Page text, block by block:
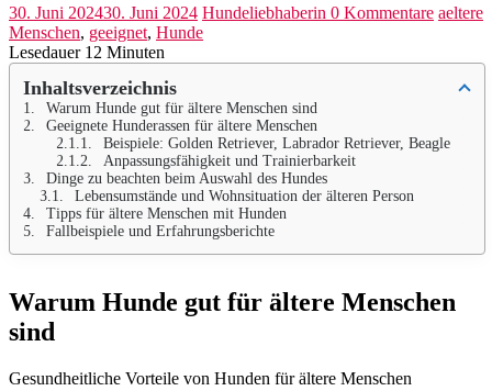
30. Juni 202430. Juni 2024 Hundeliebhaberin 0 Kommentare aeltere
Menschen, geeignet, Hunde
Lesedauer 12 Minuten
Inhaltsverzeichnis
Warum Hunde gut für ältere Menschen sind
Geeignete Hunderassen für ältere Menschen
Beispiele: Golden Retriever, Labrador Retriever, Beagle
Anpassungsfähigkeit und Trainierbarkeit
Dinge zu beachten beim Auswahl des Hundes
Lebensumstände und Wohnsituation der älteren Person
Tipps für ältere Menschen mit Hunden
Fallbeispiele und Erfahrungsberichte
Warum Hunde gut für ältere Menschen
sind
Gesundheitliche Vorteile von Hunden für ältere Menschen